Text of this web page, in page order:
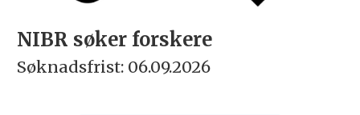
NIBR søker forskere
Søknadsfrist: 06.09.2026